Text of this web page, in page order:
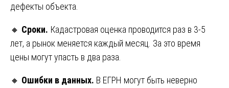
дефекты объекта.
🔸 Сроки. Кадастровая оценка проводится раз в 3-5
лет, а рынок меняется каждый месяц. За это время
цены могут упасть в два раза.
🔸 Ошибки в данных. В ЕГРН могут быть неверно